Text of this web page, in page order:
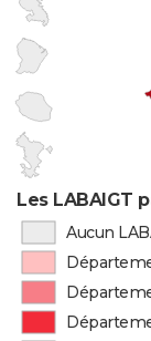
Les LABAIGT
Aucun